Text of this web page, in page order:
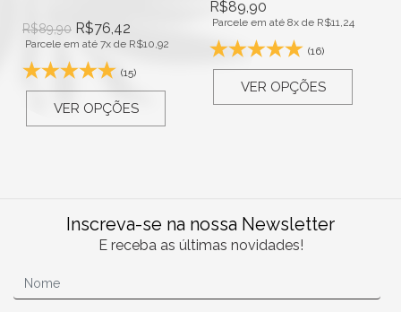
R$89,90 R$76,42
Parcele em até 7x de R$10,92
(15)
VER OPÇÕES
R$89,90
Parcele em até 8x de R$11,24
(16)
VER OPÇÕES
Inscreva-se na nossa Newsletter
E receba as últimas novidades!